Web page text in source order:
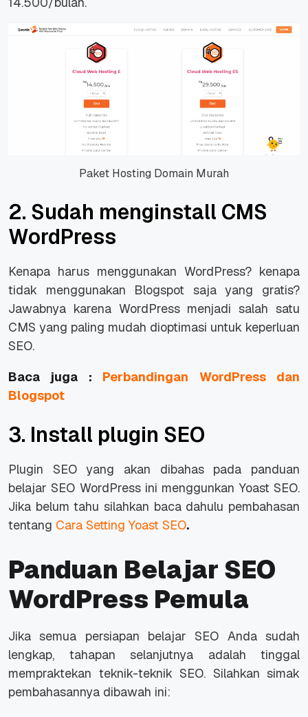
Paket Hosting Domain Murah
2. Sudah menginstall CMS
WordPress
Kenapa harus menggunakan WordPress? kenapa
tidak menggunakan Blogspot saja yang gratis?
Jawabnya karena WordPress menjadi salah satu
CMS yang paling mudah dioptimasi untuk keperluan
SEO.
Baca juga : Perbandingan WordPress dan
Blogspot
3. Install plugin SEO
Plugin SEO yang akan dibahas pada panduan
belajar SEO WordPress ini menggunkan Yoast SEO.
Jika belum tahu silahkan baca dahulu pembahasan
tentang Cara Setting Yoast SEO.
Panduan Belajar SEO
WordPress Pemula
Jika semua persiapan belajar SEO Anda sudah
lengkap, tahapan selanjutnya adalah tinggal
mempraktekan teknik-teknik SEO. Silahkan simak
pembahasannya dibawah ini: